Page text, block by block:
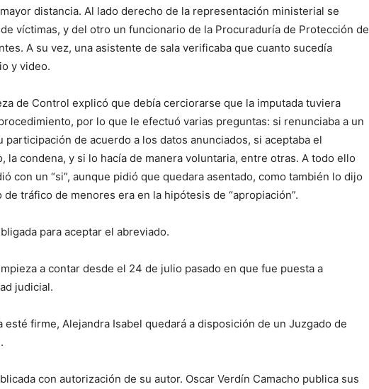
distancia. Al lado derecho de la representación ministerial se
víctimas, y del otro un funcionario de la Procuraduría de Protección de
A su vez, una asistente de sala verificaba que cuanto sucedía
y video.
de Control explicó que debía cerciorarse que la imputada tuviera
por lo que le efectuó varias preguntas: si renunciaba a un
participación de acuerdo a los datos anunciados, si aceptaba el
la condena, y si lo hacía de manera voluntaria, entre otras. A todo ello
con un “si”, aunque pidió que quedara asentado, como también lo dijo
tráfico de menores era en la hipótesis de “apropiación”.
para aceptar el abreviado.
a contar desde el 24 de julio pasado en que fue puesta a
judicial.
esté firme, Alejandra Isabel quedará a disposición de un Juzgado de
con autorización de su autor. Oscar Verdín Camacho publica sus